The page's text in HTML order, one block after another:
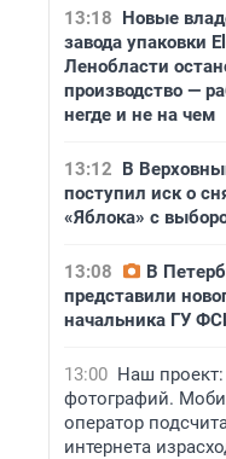
13:18 Новые
завода упаковки
Ленобласти
производство —
негде и не на чем
13:12 В
поступил иск о
«Яблока» с
13:08
В
представили
начальника ГУ
13:00 Наш
фотографий.
оператор
интернета